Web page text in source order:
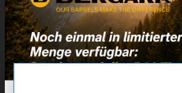
Zum Merkzettel hinzufügen